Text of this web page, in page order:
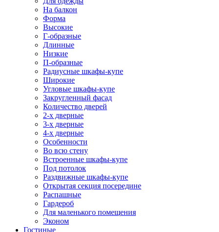
На балкон
Форма
Высокие
Г-образные
Длинные
Низкие
П-образные
Радиусные шкафы-купе
Широкие
Угловые шкафы-купе
Закругленный фасад
Количество дверей
2-х дверные
3-х дверные
4-х дверные
Особенности
Во всю стену
Встроенные шкафы-купе
Под потолок
Раздвижные шкафы-купе
Открытая секция посередине
Распашные
Гардероб
Для маленького помещения
Эконом
Гостиные